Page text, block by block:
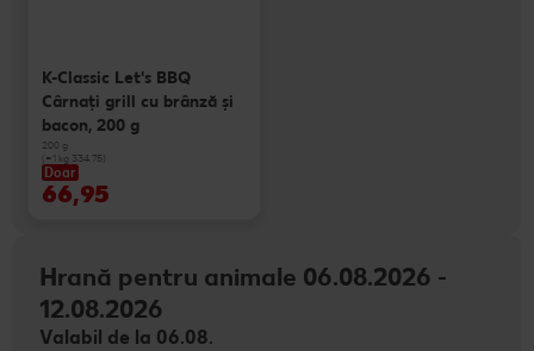
K-Classic Let's BBQ
Cârnaţi grill cu brânză și
bacon, 200 g
200 g
(=1 kg 334.75)
Doar
66,95
Hrană pentru animale 06.08.2026 -
12.08.2026
Valabil de la 06.08.